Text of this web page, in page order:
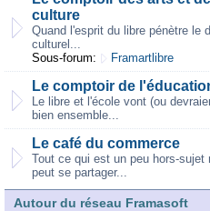
culture
Quand l'esprit du libre pénètre le
culturel...
Sous-forum:
Framartlibre
Le comptoir de
Le libre et l'école vont (ou
bien ensemble...
Le café du commerce
Tout ce qui est un peu hors-sujet
peut se partager...
Autour du réseau Framasoft